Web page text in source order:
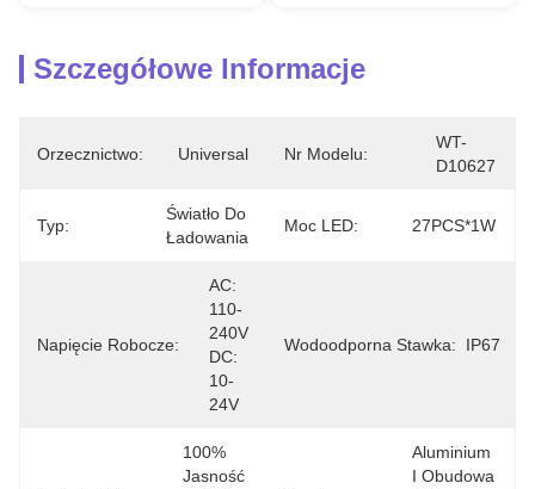
Szczegółowe Informacje
Orzecznictwo: Universal Nr Modelu:
WT-
D10627
Typ:
Światło Do
Ładowania
Moc LED: 27PCS*1W
Napięcie Robocze:
AC:
110-
240V
DC:
10-
24V
Wodoodporna Stawka: IP67
100%
Jasność
Aluminium
I Obudowa